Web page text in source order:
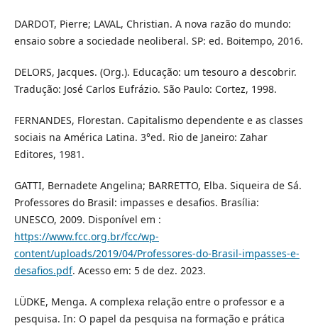
DARDOT, Pierre; LAVAL, Christian. A nova razão do mundo:
ensaio sobre a sociedade neoliberal. SP: ed. Boitempo, 2016.
DELORS, Jacques. (Org.). Educação: um tesouro a descobrir.
Tradução: José Carlos Eufrázio. São Paulo: Cortez, 1998.
FERNANDES, Florestan. Capitalismo dependente e as classes
sociais na América Latina. 3°ed. Rio de Janeiro: Zahar
Editores, 1981.
GATTI, Bernadete Angelina; BARRETTO, Elba. Siqueira de Sá.
Professores do Brasil: impasses e desafios. Brasília:
UNESCO, 2009. Disponível em :
https://www.fcc.org.br/fcc/wp-
content/uploads/2019/04/Professores-do-Brasil-impasses-e-
desafios.pdf. Acesso em: 5 de dez. 2023.
LÜDKE, Menga. A complexa relação entre o professor e a
pesquisa. In: O papel da pesquisa na formação e prática